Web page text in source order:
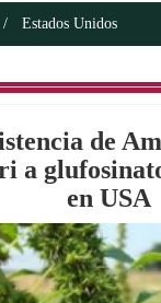
Estados Unidos
de
a
en USA